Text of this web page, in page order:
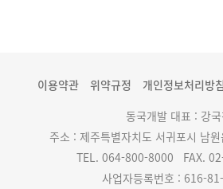
이용약관 위약규정 개인정보처리방침
동국개발 대표 : 강
주소 : 제주특별자치도 서귀포시 남
TEL. 064-800-8000
FAX.
사업자등록번호 : 616-